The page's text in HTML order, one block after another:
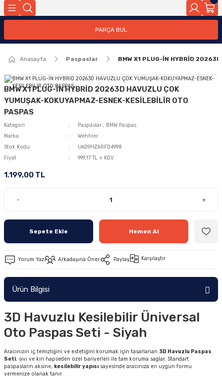
PARÇA BUL
Anasayfa Paspaslar BMW X1 PLUG-İN HYBRİD
BMW X1 PLUG-İN HYBRİD 20263D HAVUZLU ÇOK
YUMUŞAK-KOKUYAPMAZ-ESNEK-KESİLEBİLİR OTO
PASPAS
Kategori Paspaslar , BMW Paspas
Marka
Wehhler
Stok Kodu
U6D9HZARFD4998
Fiyat
999,17 TL + KDV
1.199,00 TL
- +
Sepete Ekle Hemen Al
Yorum Yaz Arkadaşına Öner Paylaş Karşılaştır
Ürün Bilgisi
3D Havuzlu Kesilebilir Üniversal
Oto Paspas Seti - Siyah
Aracınızın iç temizliğini ve estetiğini korumak için tasarlanan 3D Havuzlu Paspas
Seti, sıvı ve kiri hapseden özel bariyerleri ile tam koruma sağlar. Standart
paspasların aksine, kesilebilir yapısı sayesinde aracınıza en uygun formu
vermenize olanak tanır.